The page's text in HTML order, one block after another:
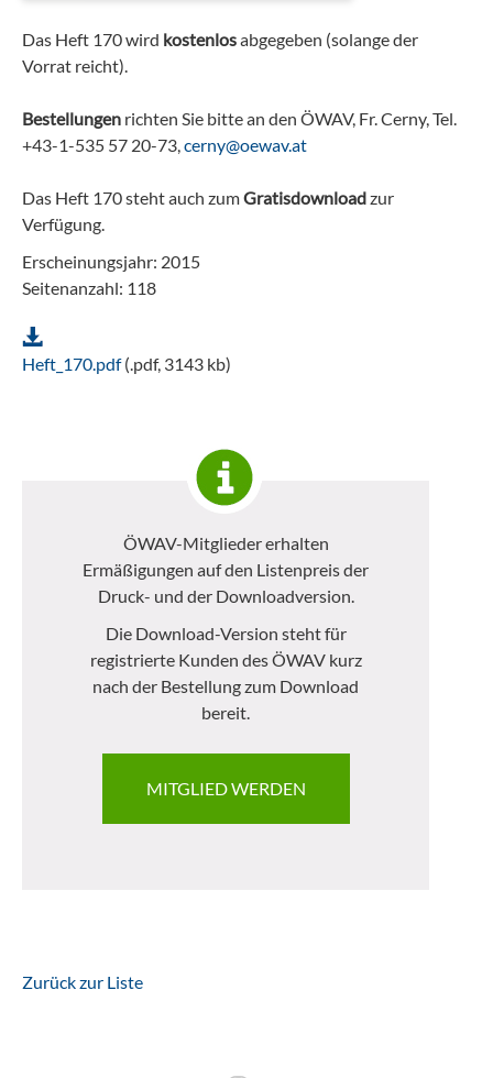
Das Heft 170 wird kostenlosabgegeben (solange der
Vorrat reicht).
Bestellungen richten Sie bitte an den ÖWAV, Fr. Cerny, Tel.
+43-1-535 57 20-73,cerny@oewav.at
Das Heft 170 steht auch zumGratisdownloadzur
Verfügung.
Erscheinungsjahr: 2015
Seitenanzahl: 118
Heft_170.pdf(.pdf, 3143 kb)
ÖWAV-Mitglieder erhalten
Ermäßigungen auf den Listenpreis der
Druck- und der Downloadversion.
Die Download-Version steht für
registrierte Kunden des ÖWAV kurz
nach der Bestellung zum Download
bereit.
MITGLIED WERDEN
Zurück zur Liste